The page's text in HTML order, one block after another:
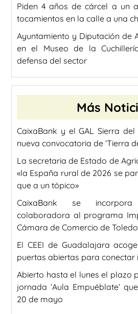
Piden 4 años de cárcel a un
tocamientos en la calle a una
Ayuntamiento y Diputación de
en el Museo de la
defensa del sector
Más
CaixaBank y el GAL Sierra
nueva convocatoria de ‘Tierra
La secretaria de Estado de
«la España rural de 2026 se
que a un tópico»
CaixaBank se
colaboradora al programa
Cámara de Comercio de Toledo
El CEEI de Guadalajara
puertas abiertas para conectar
Abierto hasta el lunes el plazo
jornada ‘Aula Empuéblate’
20 de mayo